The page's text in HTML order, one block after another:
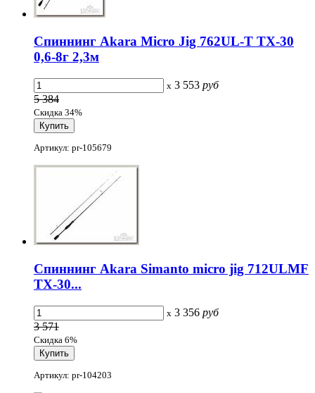
Спиннинг Akara Micro Jig 762UL-T TX-30
0,6-8г 2,3м
x 3 553 руб
5 384
Скидка 34%
Артикул: pr-105679
Спиннинг Akara Simanto micro jig 712ULMF
TX-30...
x 3 356 руб
3 571
Скидка 6%
Артикул: pr-104203